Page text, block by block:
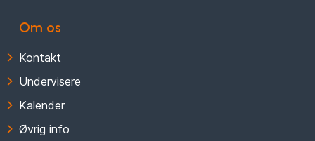
Om os
Kontakt
Undervisere
Kalender
Øvrig info